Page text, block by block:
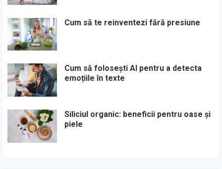
Cum să te reinventezi fără presiune
Cum să folosești AI pentru a detecta
emoțiile în texte
Siliciul organic: beneficii pentru oase și
piele